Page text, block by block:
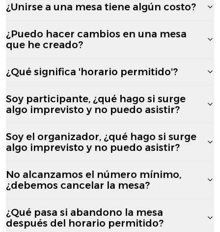
¿Unirse a una mesa tiene algún costo?
¿Puedo hacer cambios en una mesa
que he creado?
¿Qué significa 'horario permitido'?
Soy participante, ¿qué hago si surge
algo imprevisto y no puedo asistir?
Soy el organizador, ¿qué hago si surge
algo imprevisto y no puedo asistir?
No alcanzamos el número mínimo,
¿debemos cancelar la mesa?
¿Qué pasa si abandono la mesa
después del horario permitido?